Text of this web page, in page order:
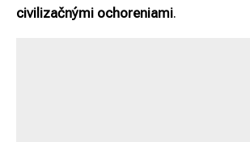
civilizačnými ochoreniami.